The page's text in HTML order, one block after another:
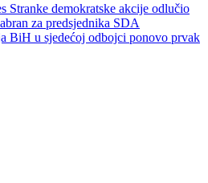
Stranke demokratske akcije odlučio
za predsjednika SDA
BiH u sjedećoj odbojci ponovo prvak